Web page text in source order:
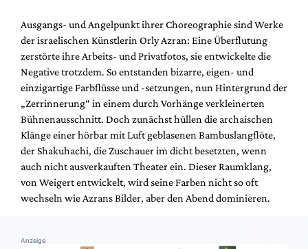
Partner
Mediadaten
Suche
Ausgangs- und Angelpunkt ihrer Choreographie sind Werke
der israelischen Künstlerin Orly Azran: Eine Überflutung
zerstörte ihre Arbeits- und Privatfotos, sie entwickelte die
Negative trotzdem. So entstanden bizarre, eigen- und
einzigartige Farbflüsse und -setzungen, nun Hintergrund der
„Zerrinnerung“ in einem durch Vorhänge verkleinerten
Bühnenausschnitt. Doch zunächst hüllen die archaischen
Klänge einer hörbar mit Luft geblasenen Bambuslangflöte,
der Shakuhachi, die Zuschauer im dicht besetzten, wenn
auch nicht ausverkauften Theater ein. Dieser Raumklang,
von Weigert entwickelt, wird seine Farben nicht so oft
wechseln wie Azrans Bilder, aber den Abend dominieren.
Anzeige